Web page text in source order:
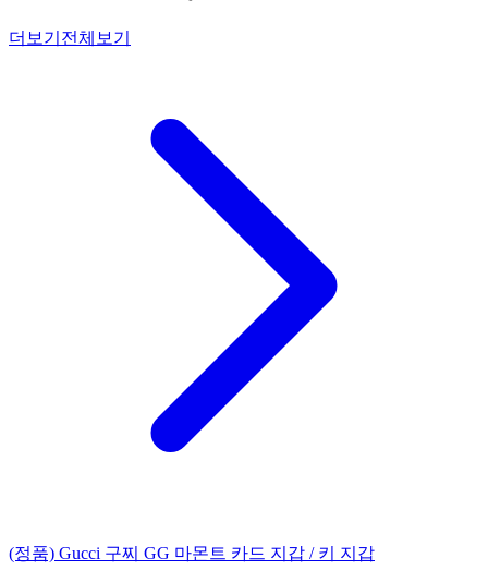
더보기 전체보기
(정품) Gucci 구찌 GG 마몬트 카드 지갑 / 키 지갑